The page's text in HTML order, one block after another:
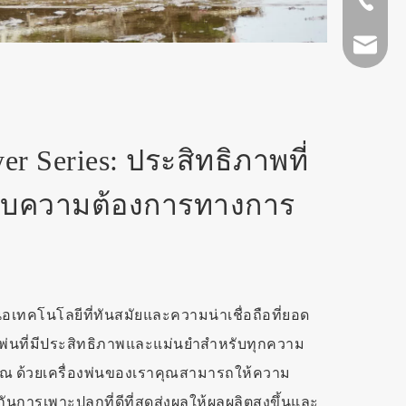
Series: ประสิทธิภาพที่
ความต้องการทางการ
อเทคโนโลยีที่ทันสมัยและความน่าเชื่อถือที่ยอด
นที่มีประสิทธิภาพและแม่นยำสำหรับทุกความ
ด้วยเครื่องพ่นของเราคุณสามารถให้ความ
การเพาะปลูกที่ดีที่สุดส่งผลให้ผลผลิตสูงขึ้นและ